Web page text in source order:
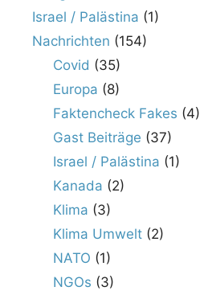
Israel / Palästina (1)
Nachrichten (154)
Covid (35)
Europa (8)
Faktencheck Fakes (4)
Gast Beiträge (37)
Israel / Palästina (1)
Kanada (2)
Klima (3)
Klima Umwelt(2)
NATO (1)
NGOs (3)